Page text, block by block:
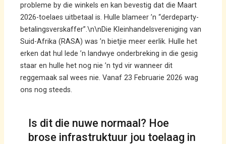
probleme by die winkels en kan bevestig dat die Maart
2026-toelaes uitbetaal is. Hulle blameer ’n “derdeparty-
betalingsverskaffer”.\n\nDie Kleinhandelsvereniging van
Suid-Afrika (RASA) was ’n bietjie meer eerlik. Hulle het
erken dat hul lede ’n landwye onderbreking in die gesig
staar en hulle het nog nie ’n tyd vir wanneer dit
reggemaak sal wees nie. Vanaf 23 Februarie 2026 wag
ons nog steeds.
Is dit die nuwe normaal? Hoe
brose infrastruktuur jou toelaag in